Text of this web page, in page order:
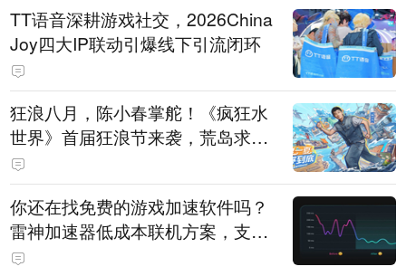
TT语音深耕游戏社交，2026China
Joy四大IP联动引爆线下引流闭环
狂浪八月，陈小春掌舵！《疯狂水
世界》首届狂浪节来袭，荒岛求生
直播即将开启
你还在找免费的游戏加速软件吗？
雷神加速器低成本联机方案，支持
免费试用